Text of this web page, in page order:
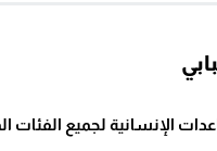
الإنسانية لجميع الفئات